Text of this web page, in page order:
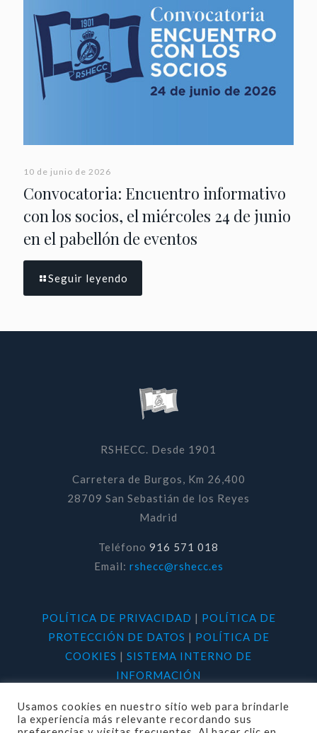
10 de junio de 2026
Convocatoria: Encuentro informativo
con los socios, el miércoles 24 de junio
en el pabellón de eventos
Seguir leyendo
RSHECC. Desde 1901
Carretera de Burgos, Km 26,400
28709 San Sebastián de los Reyes
Madrid
Teléfono 916 571 018
Email: rshecc@rshecc.es
POLÍTICA DE PRIVACIDAD | POLÍTICA DE
PROTECCIÓN DE DATOS | POLÍTICA DE
COOKIES | SISTEMA INTERNO DE
INFORMACIÓN
Usamos cookies en nuestro sitio web para brindarle
la experiencia más relevante recordando sus